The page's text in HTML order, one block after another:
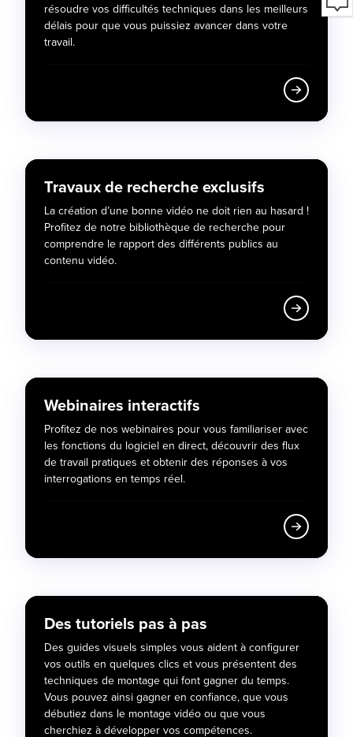
résoudre vos difficultés techniques dans les meilleurs
délais pour que vous puissiez avancer dans votre
travail.
Travaux de recherche exclusifs
La création d’une bonne vidéo ne doit rien au hasard !
Profitez de notre bibliothèque de recherche pour
comprendre le rapport des différents publics au
contenu vidéo.
Webinaires interactifs
Profitez de nos webinaires pour vous familiariser avec
les fonctions du logiciel en direct, découvrir des flux
de travail pratiques et obtenir des réponses à vos
interrogations en temps réel.
Des tutoriels pas à pas
Des guides visuels simples vous aident à configurer
vos outils en quelques clics et vous présentent des
techniques de montage qui font gagner du temps.
Vous pouvez ainsi gagner en confiance, que vous
débutiez dans le montage vidéo ou que vous
cherchiez à développer vos compétences.